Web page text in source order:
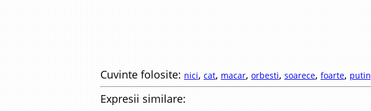
Cuvinte folosite: nici, cat, macar, orbesti, soarece, foarte,
Expresii similare: